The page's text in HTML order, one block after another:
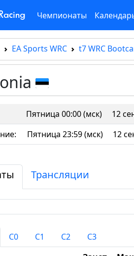
Чемпионаты
EA Sports WRC t7 WRC
Пятница 00:00 (мск)
12
Пятница 23:59 (мск) 12
Трансляции
C0 C1 C2
C3